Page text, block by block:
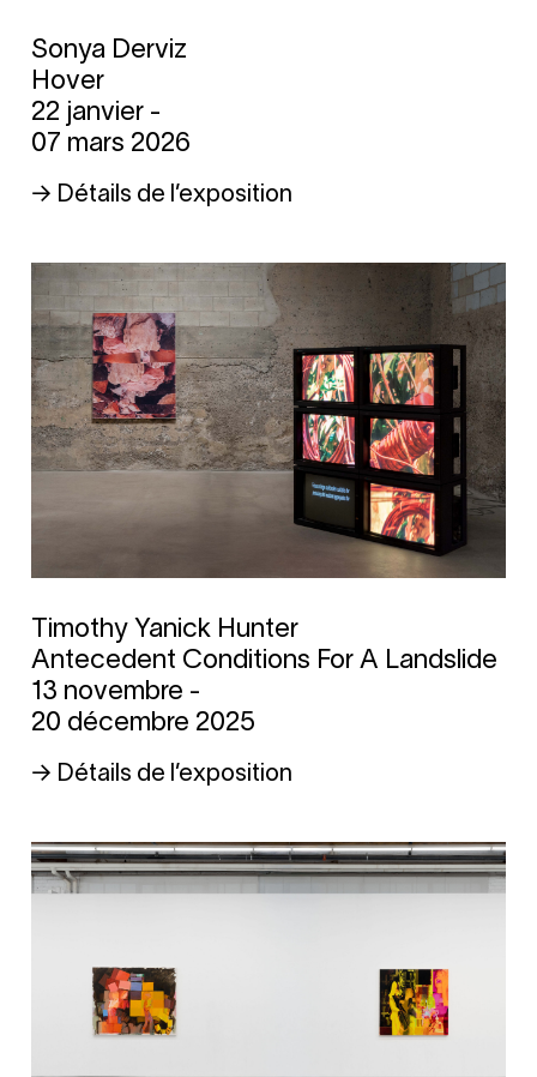
Sonya Derviz
Hover
22 janvier -
07 mars 2026
→ Détails de l’exposition
Timothy Yanick Hunter
Antecedent Conditions For A Landslide
13 novembre -
20 décembre 2025
→ Détails de l’exposition